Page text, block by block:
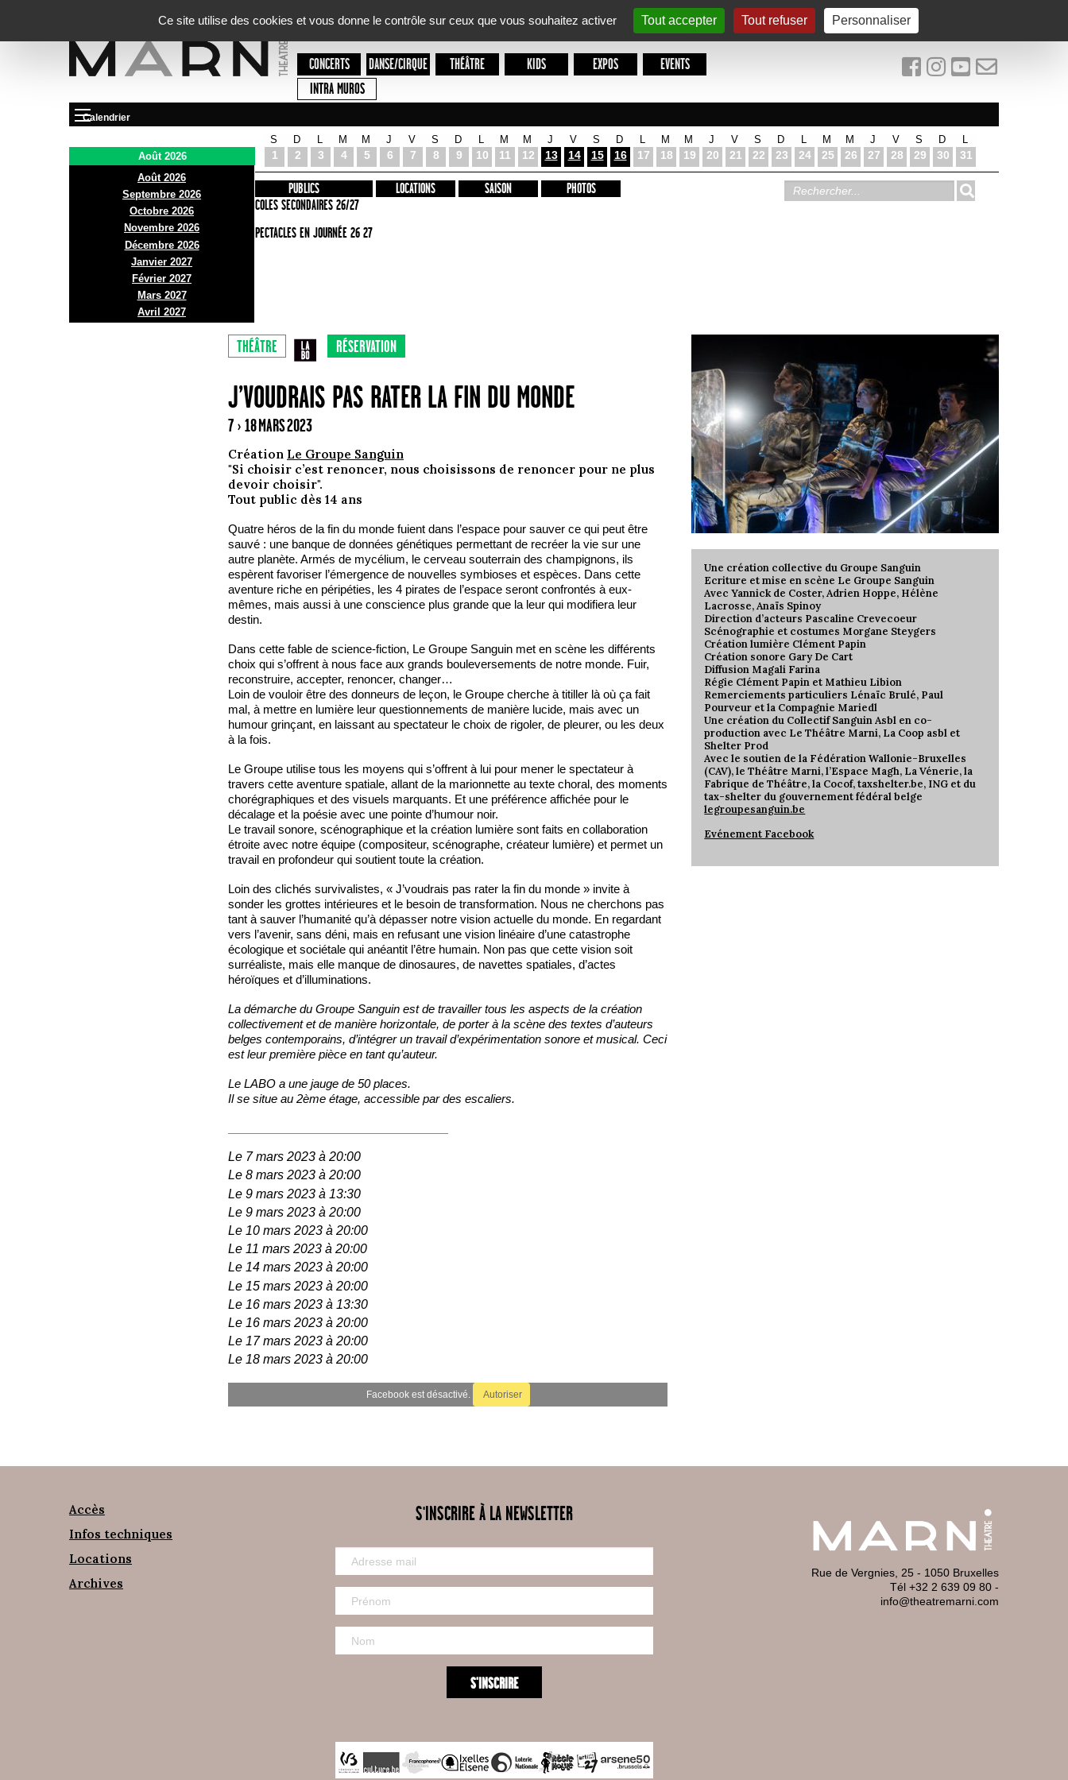
Ce site utilise des cookies et vous donne le contrôle sur ceux que vous souhaitez activer
Tout accepter Tout refuser Personnaliser
CONCERTS DANSE/CIRQUE THÉÂTRE KIDS EXPOS
EVENTS
INTRA MUROS
Calendrier
Août 2026
Août 2026
Septembre 2026
Octobre 2026
Novembre 2026
Décembre 2026
Janvier 2027
Février 2027
Mars 2027
Avril 2027
S
1
D
2 3
M
4
M
5
J
6
V
7
S
8
D
9 10
M
11
M
12
J
13
V
14
S
15
D
16 17
M
18
M
19
J
20
V
21
S
22
D
23 24
M
25
M
26
J
27
V
28
S
29
D
30 31
PRÉSENTATION
INFOS PRATIQUES
ACCES
BAR ET BISTRO
BILLETTERIE
PUBLICS
ECOLES SECONDAIRES 26/27
SPECTACLES EN JOURNÉE 26 27
LOCATIONS SAISON PHOTOS
THÉÂTRE RÉSERVATION
J’VOUDRAIS PAS RATER LA FIN DU MONDE
7 › 18 MARS 2023
Création Le Groupe Sanguin
"Si choisir c’est renoncer, nous choisissons de renoncer pour ne plus
devoir choisir".
Tout public dès 14 ans
Quatre héros de la fin du monde fuient dans l’espace pour sauver ce qui peut être
sauvé : une banque de données génétiques permettant de recréer la vie sur une
autre planète. Armés de mycélium, le cerveau souterrain des champignons, ils
espèrent favoriser l’émergence de nouvelles symbioses et espèces. Dans cette
aventure riche en péripéties, les 4 pirates de l’espace seront confrontés à eux-
mêmes, mais aussi à une conscience plus grande que la leur qui modifiera leur
destin.
Dans cette fable de science-fiction, Le Groupe Sanguin met en scène les différents
choix qui s’offrent à nous face aux grands bouleversements de notre monde. Fuir,
reconstruire, accepter, renoncer, changer…
Loin de vouloir être des donneurs de leçon, le Groupe cherche à titiller là où ça fait
mal, à mettre en lumière leur questionnements de manière lucide, mais avec un
humour grinçant, en laissant au spectateur le choix de rigoler, de pleurer, ou les deux
à la fois.
Le Groupe utilise tous les moyens qui s’offrent à lui pour mener le spectateur à
travers cette aventure spatiale, allant de la marionnette au texte choral, des moments
chorégraphiques et des visuels marquants. Et une préférence affichée pour le
décalage et la poésie avec une pointe d’humour noir.
Le travail sonore, scénographique et la création lumière sont faits en collaboration
étroite avec notre équipe (compositeur, scénographe, créateur lumière) et permet un
travail en profondeur qui soutient toute la création.
Loin des clichés survivalistes, « J’voudrais pas rater la fin du monde » invite à
sonder les grottes intérieures et le besoin de transformation. Nous ne cherchons pas
tant à sauver l’humanité qu’à dépasser notre vision actuelle du monde. En regardant
vers l’avenir, sans déni, mais en refusant une vision linéaire d’une catastrophe
écologique et sociétale qui anéantit l’être humain. Non pas que cette vision soit
surréaliste, mais elle manque de dinosaures, de navettes spatiales, d’actes
héroïques et d’illuminations.
La démarche du Groupe Sanguin est de travailler tous les aspects de la création
collectivement et de manière horizontale, de porter à la scène des textes d’auteurs
belges contemporains, d’intégrer un travail d’expérimentation sonore et musical. Ceci
est leur première pièce en tant qu’auteur.
Le LABO a une jauge de 50 places.
Il se situe au 2ème étage, accessible par des escaliers.
Le 7 mars 2023 à 20:00
Le 8 mars 2023 à 20:00
Le 9 mars 2023 à 13:30
Le 9 mars 2023 à 20:00
Le 10 mars 2023 à 20:00
Le 11 mars 2023 à 20:00
Le 14 mars 2023 à 20:00
Le 15 mars 2023 à 20:00
Le 16 mars 2023 à 13:30
Le 16 mars 2023 à 20:00
Le 17 mars 2023 à 20:00
Le 18 mars 2023 à 20:00
Facebook est désactivé. Autoriser
Une création collective du Groupe Sanguin
Ecriture et mise en scène Le Groupe Sanguin
Avec Yannick de Coster, Adrien Hoppe, Hélène
Lacrosse, Anaïs Spinoy
Direction d’acteurs Pascaline Crevecoeur
Scénographie et costumes Morgane Steygers
Création lumière Clément Papin
Création sonore Gary De Cart
Diffusion Magali Farina
Régie Clément Papin et Mathieu Libion
Remerciements particuliers Lénaïc Brulé, Paul
Pourveur et la Compagnie Mariedl
Une création du Collectif Sanguin Asbl en co-
production avec Le Théâtre Marni, La Coop asbl et
Shelter Prod
Avec le soutien de la Fédération Wallonie-Bruxelles
(CAV), le Théâtre Marni, l’Espace Magh, La Vénerie, la
Fabrique de Théâtre, la Cocof, taxshelter.be, ING et du
tax-shelter du gouvernement fédéral belge
legroupesanguin.be
Evénement Facebook
Accès
Infos techniques
Locations
Archives
S'INSCRIRE À LA NEWSLETTER
Rue de Vergnies, 25 - 1050 Bruxelles
Tél +32 2 639 09 80 -
info@theatremarni.com